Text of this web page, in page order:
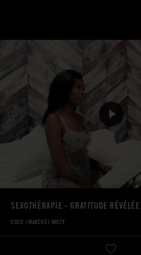
SEXOTHÉRAPIE - GRATITUDE RÉVÉLÉE
COCO | MARCOS | MISTY